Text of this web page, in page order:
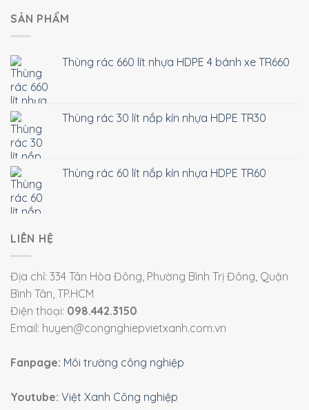
SẢN PHẨM
Thùng rác 660 lít nhựa HDPE 4 bánh xe TR660
Thùng rác 30 lít nắp kín nhựa HDPE TR30
Thùng rác 60 lít nắp kín nhựa HDPE TR60
LIÊN HỆ
Địa chỉ: 334 Tân Hòa Đông, Phường Bình Trị Đông, Quận
Bình Tân, TP.HCM
Điện thoại: 098.442.3150
Email: huyen@congnghiepvietxanh.com.vn
Fanpage: Môi trường công nghiệp
Youtube: Việt Xanh Công nghiệp